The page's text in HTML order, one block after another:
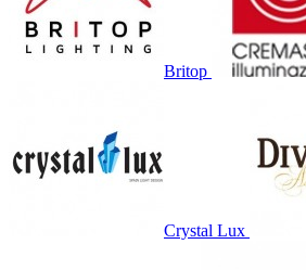
Britop
Crystal Lux